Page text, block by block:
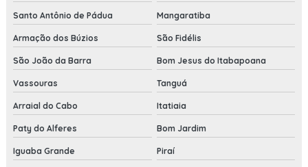
Santo Antônio de Pádua Mangaratiba
Armação dos Búzios São Fidélis
São João da Barra Bom Jesus do Itabapoana
Vassouras Tanguá
Arraial do Cabo Itatiaia
Paty do Alferes Bom Jardim
Iguaba Grande Piraí